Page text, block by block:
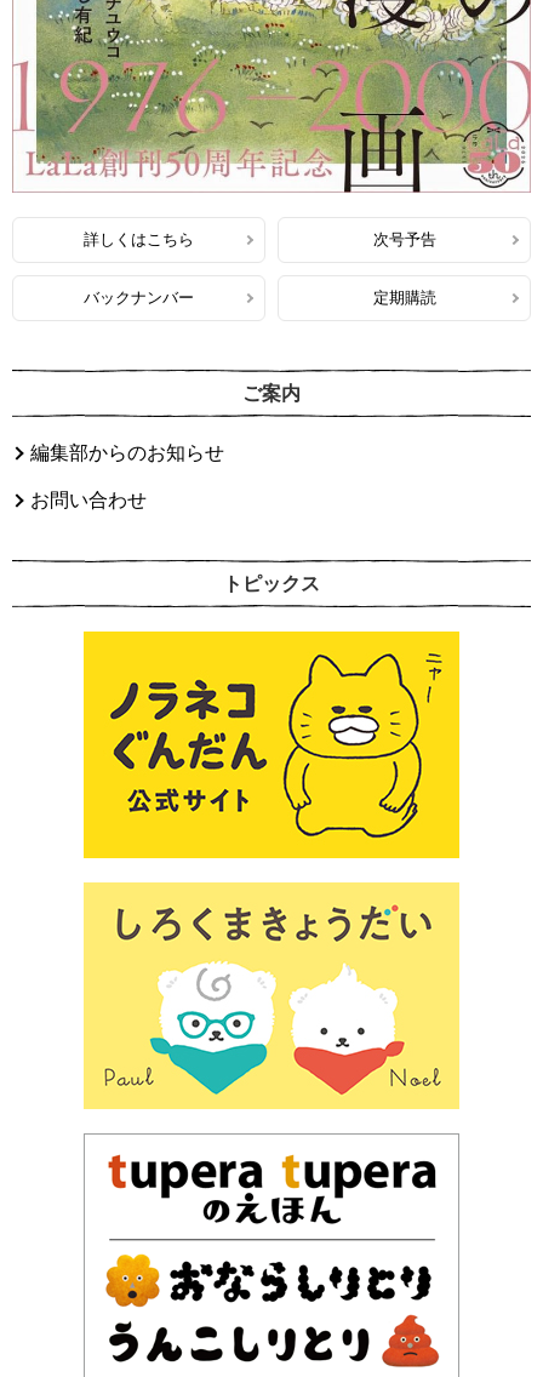
詳しくはこちら 次号予告
バックナンバー 定期購読
ご案内
編集部からのお知らせ
お問い合わせ
トピックス